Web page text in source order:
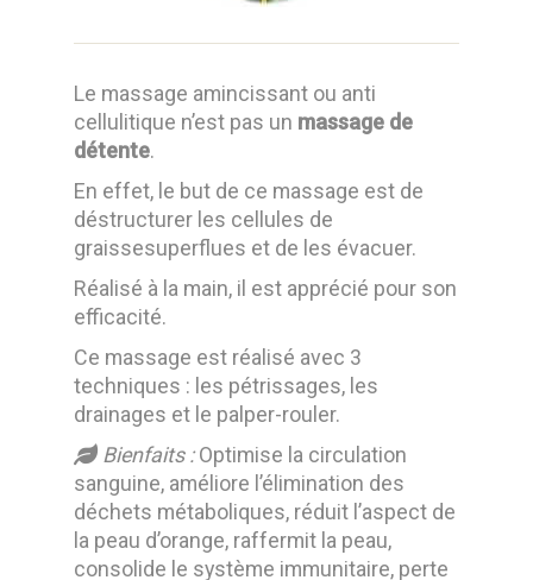
Le massage amincissant ou anti
cellulitique n’est pas un massage de
détente.
En effet, le but de ce massage est de
déstructurer les cellules de
graissesuperflues et de les évacuer.
Réalisé à la main, il est apprécié pour son
efficacité.
Ce massage est réalisé avec 3
techniques : les pétrissages, les
drainages et le palper-rouler.
Bienfaits :Optimise la circulation
sanguine, améliore l’élimination des
déchets métaboliques, réduit l’aspect de
la peau d’orange, raffermit la peau,
consolide le système immunitaire, perte